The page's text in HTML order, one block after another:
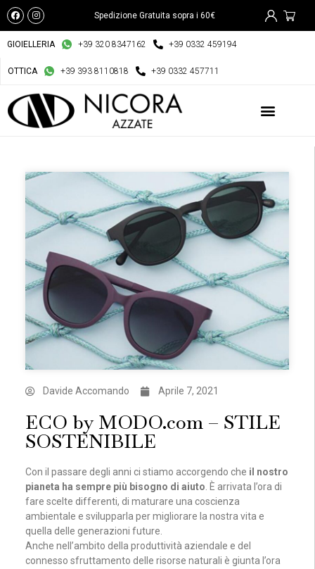
Spedizione Gratuita sopra i 60€
GIOIELLERIA +39 320 8347162 +39 0332 459194
OTTICA +39 393 8110818 +39 0332 457711
Davide Accomando Aprile 7, 2021
ECO by MODO.com – STILE
SOSTENIBILE
Con il passare degli anni ci stiamo accorgendo che il nostro
pianeta ha sempre più bisogno di aiuto . È arrivata l’ora di
fare scelte differenti, di maturare una coscienza
ambientale e svilupparla per migliorare la nostra vita e
quella delle generazioni future.
Anche nell’ambito della produttività aziendale e del
connesso sfruttamento delle risorse naturali è giunta l’ora